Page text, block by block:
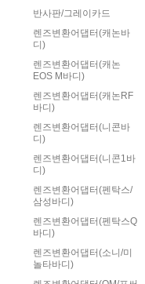
반사판/그레이카드
렌즈변환어댑터(캐논바
디)
렌즈변환어댑터(캐논
EOS M바디)
렌즈변환어댑터(캐논RF
바디)
렌즈변환어댑터(니콘바
디)
렌즈변환어댑터(니콘1바
디)
렌즈변환어댑터(펜탁스/
삼성바디)
렌즈변환어댑터(펜탁스Q
바디)
렌즈변환어댑터(소니/미
놀타바디)